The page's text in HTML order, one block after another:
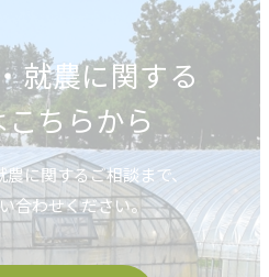
就農に関する
ちらから
に関するご相談まで、
合わせください。